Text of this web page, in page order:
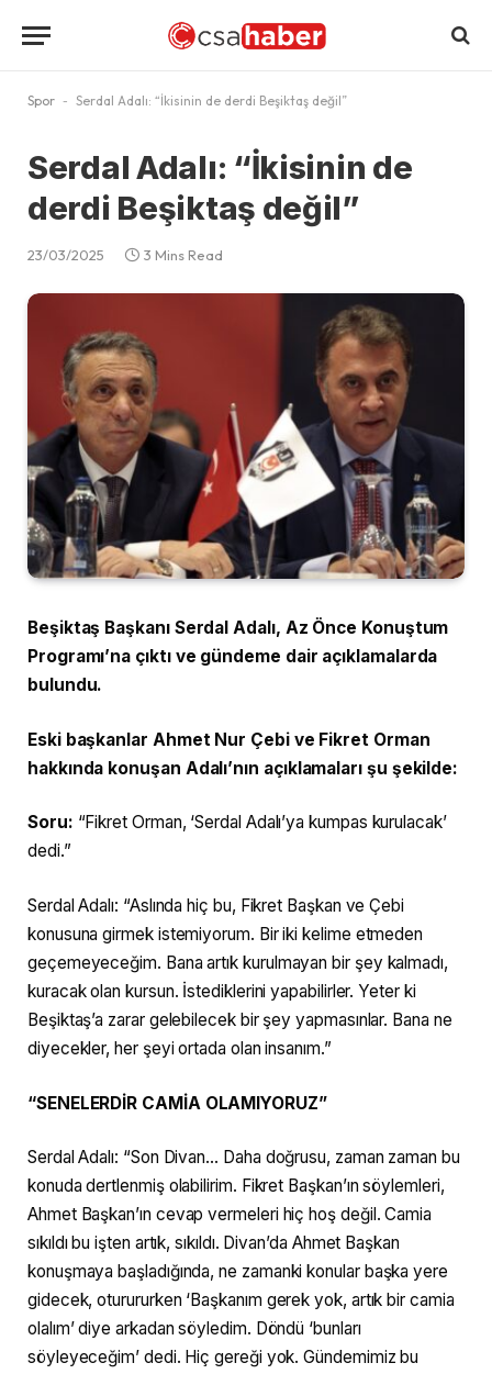
Spor - Serdal Adalı: “İkisinin de derdi Beşiktaş değil”
Serdal Adalı: “İkisinin de
derdi Beşiktaş değil”
23/03/2025 3 Mins Read
Beşiktaş Başkanı Serdal Adalı, Az Önce Konuştum
Programı’na çıktı ve gündeme dair açıklamalarda
bulundu.
Eski başkanlar Ahmet Nur Çebi ve Fikret Orman
hakkında konuşan Adalı’nın açıklamaları şu şekilde:
Soru: “Fikret Orman, ‘Serdal Adalı’ya kumpas kurulacak’
dedi.”
Serdal Adalı: “Aslında hiç bu, Fikret Başkan ve Çebi
konusuna girmek istemiyorum. Bir iki kelime etmeden
geçemeyeceğim. Bana artık kurulmayan bir şey kalmadı,
kuracak olan kursun. İstediklerini yapabilirler. Yeter ki
Beşiktaş’a zarar gelebilecek bir şey yapmasınlar. Bana ne
diyecekler, her şeyi ortada olan insanım.”
“SENELERDİR CAMİA OLAMIYORUZ”
Serdal Adalı: “Son Divan… Daha doğrusu, zaman zaman bu
konuda dertlenmiş olabilirim. Fikret Başkan’ın söylemleri,
Ahmet Başkan’ın cevap vermeleri hiç hoş değil. Camia
sıkıldı bu işten artık, sıkıldı. Divan’da Ahmet Başkan
konuşmaya başladığında, ne zamanki konular başka yere
gidecek, oturururken ‘Başkanım gerek yok, artık bir camia
olalım’ diye arkadan söyledim. Döndü ‘bunları
söyleyeceğim’ dedi. Hiç gereği yok. Gündemimiz bu